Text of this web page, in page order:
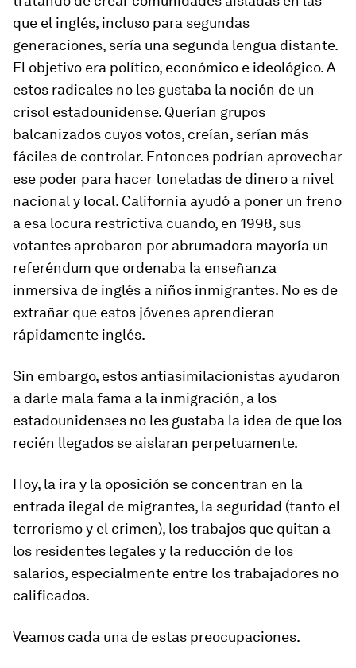
que el inglés, incluso para segundas
generaciones, sería una segunda lengua distante.
El objetivo era político, económico e ideológico. A
estos radicales no les gustaba la noción de un
crisol estadounidense. Querían grupos
balcanizados cuyos votos, creían, serían más
fáciles de controlar. Entonces podrían aprovechar
ese poder para hacer toneladas de dinero a nivel
nacional y local. California ayudó a poner un freno
a esa locura restrictiva cuando, en 1998, sus
votantes aprobaron por abrumadora mayoría un
referéndum que ordenaba la enseñanza
inmersiva de inglés a niños inmigrantes. No es de
extrañar que estos jóvenes aprendieran
rápidamente inglés.
Sin embargo, estos antiasimilacionistas ayudaron
a darle mala fama a la inmigración, a los
estadounidenses no les gustaba la idea de que los
recién llegados se aislaran perpetuamente.
Hoy, la ira y la oposición se concentran en la
entrada ilegal de migrantes, la seguridad (tanto el
terrorismo y el crimen), los trabajos que quitan a
los residentes legales y la reducción de los
salarios, especialmente entre los trabajadores no
calificados.
Veamos cada una de estas preocupaciones.